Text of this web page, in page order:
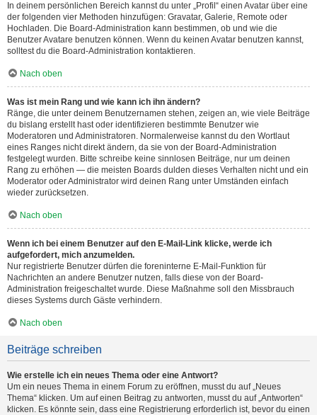
In deinem persönlichen Bereich kannst du unter „Profil“ einen Avatar über eine
der folgenden vier Methoden hinzufügen: Gravatar, Galerie, Remote oder
Hochladen. Die Board-Administration kann bestimmen, ob und wie die
Benutzer Avatare benutzen können. Wenn du keinen Avatar benutzen kannst,
solltest du die Board-Administration kontaktieren.
Nach oben
Was ist mein Rang und wie kann ich ihn ändern?
Ränge, die unter deinem Benutzernamen stehen, zeigen an, wie viele Beiträge
du bislang erstellt hast oder identifizieren bestimmte Benutzer wie
Moderatoren und Administratoren. Normalerweise kannst du den Wortlaut
eines Ranges nicht direkt ändern, da sie von der Board-Administration
festgelegt wurden. Bitte schreibe keine sinnlosen Beiträge, nur um deinen
Rang zu erhöhen — die meisten Boards dulden dieses Verhalten nicht und ein
Moderator oder Administrator wird deinen Rang unter Umständen einfach
wieder zurücksetzen.
Nach oben
Wenn ich bei einem Benutzer auf den E-Mail-Link klicke, werde ich
aufgefordert, mich anzumelden.
Nur registrierte Benutzer dürfen die foreninterne E-Mail-Funktion für
Nachrichten an andere Benutzer nutzen, falls diese von der Board-
Administration freigeschaltet wurde. Diese Maßnahme soll den Missbrauch
dieses Systems durch Gäste verhindern.
Nach oben
Beiträge schreiben
Wie erstelle ich ein neues Thema oder eine Antwort?
Um ein neues Thema in einem Forum zu eröffnen, musst du auf „Neues
Thema“ klicken. Um auf einen Beitrag zu antworten, musst du auf „Antworten“
klicken. Es könnte sein, dass eine Registrierung erforderlich ist, bevor du einen